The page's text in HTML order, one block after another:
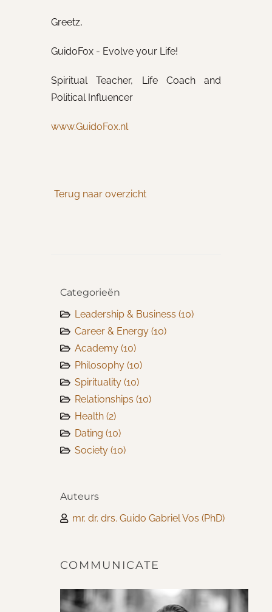
Greetz,
GuidoFox - Evolve your Life!
Spiritual Teacher, Life Coach and
Political Influencer
www.GuidoFox.nl
Terug naar overzicht
Categorieën
Leadership & Business (10)
Career & Energy (10)
Academy (10)
Philosophy (10)
Spirituality (10)
Relationships (10)
Health (2)
Dating (10)
Society (10)
Auteurs
mr. dr. drs. Guido Gabriel Vos (PhD)
COMMUNICATE